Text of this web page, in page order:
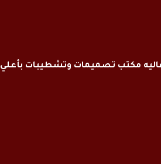
مكتب تصميمات وتشطيبات بأعلي